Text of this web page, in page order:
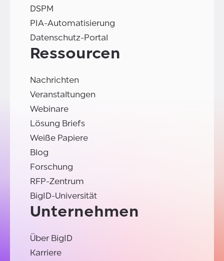
DSPM
PIA-Automatisierung
Datenschutz-Portal
Ressourcen
Nachrichten
Veranstaltungen
Webinare
Lösung Briefs
Weiße Papiere
Blog
Forschung
RFP-Zentrum
BigID-Universität
Unternehmen
Über BigID
Karriere